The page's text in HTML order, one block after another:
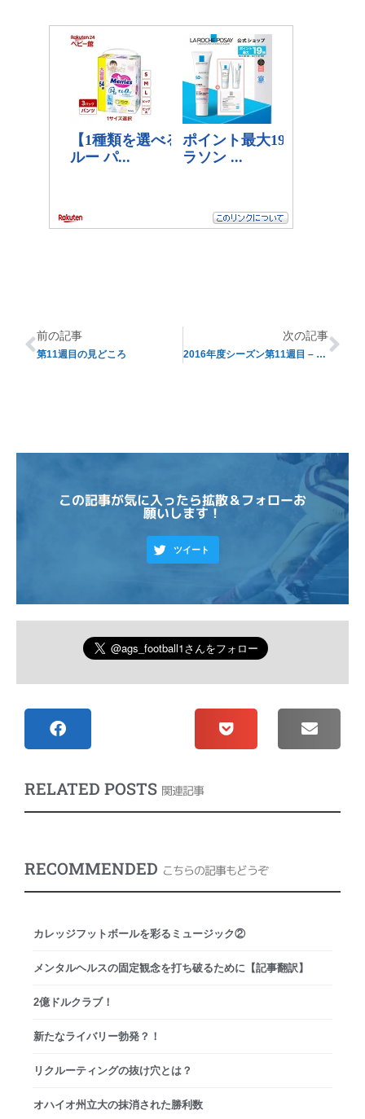
前の記事
第11週目の見どころ
次の記事
2016年度シーズン第11週目 – New Life –
この記事が気に入ったら拡散＆フォローお
願いします！
ツイート
RELATED POSTS 関連記事
RECOMMENDED こちらの記事もどうぞ
カレッジフットボールを彩るミュージック②
メンタルヘルスの固定観念を打ち破るために【記事翻訳】
2億ドルクラブ！
新たなライバリー勃発？！
リクルーティングの抜け穴とは？
オハイオ州立大の抹消された勝利数